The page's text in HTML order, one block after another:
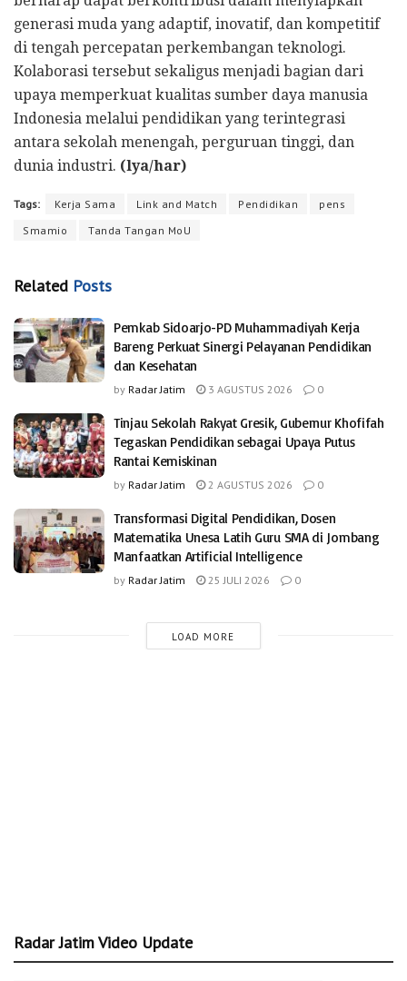
generasi muda yang adaptif, inovatif, dan kompetitif
di tengah percepatan perkembangan teknologi.
Kolaborasi tersebut sekaligus menjadi bagian dari
upaya memperkuat kualitas sumber daya manusia
Indonesia melalui pendidikan yang terintegrasi
antara sekolah menengah, perguruan tinggi, dan
dunia industri. (lya/har)
Tags: Kerja Sama Link and Match Pendidikan
pens
Smamio
Tanda Tangan MoU
Related Posts
Pemkab Sidoarjo-PD Muhammadiyah Kerja
Bareng Perkuat Sinergi Pelayanan Pendidikan
dan Kesehatan
by Radar Jatim 3 AGUSTUS 2026 0
Tinjau Sekolah Rakyat Gresik, Gubernur Khofifah
Tegaskan Pendidikan sebagai Upaya Putus
Rantai Kemiskinan
by Radar Jatim 2 AGUSTUS 2026 0
Transformasi Digital Pendidikan, Dosen
Matematika Unesa Latih Guru SMA di Jombang
Manfaatkan Artificial Intelligence
by Radar Jatim 25 JULI 2026 0
LOAD MORE
Radar Jatim Video Update